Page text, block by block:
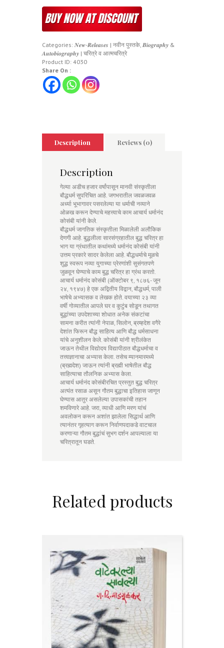
Categories: 𝑵𝒆𝒘-𝑹𝒆𝒍𝒆𝒂𝒔𝒆𝒔 | नवीन पुस्तके 𝑩𝒊𝒐𝒈𝒓𝒂𝒑𝒉𝒚 &
𝑨𝒖𝒕𝒐𝒃𝒊𝒐𝒈𝒓𝒂𝒑𝒉𝒚 | चरित्रे व आत्मचरित्रे
Product ID: 4030
Share On :
Description Reviews (0)
Description
गेल्या अडीच हजार वर्षांपासून मानवी संस्कृतीला
बौद्धधर्म सुपरिचित आहे. जगभरातील जवळजवळ
अर्ध्या भूभागावर पसरलेल्या या धर्माची नव्याने
ओळख करून देण्याचे महत्त्वाचे काम आचार्य धर्मानंद
कोसंबी यांनी केले.
बौद्धधर्म जागतिक संस्कृतीला मिळालेली अलौकिक
देणगी आहे. बुद्धलीला सारसंग्रहातील बुद्ध चरित्र हा
भाग या ग्रंथातील कथांमध्ये धर्मानंद कोसंबी यांनी
उत्तम प्रकारे सादर केलेला आहे. बौद्धधर्माचे मूळचे
शुद्ध स्वरूप नव्या युगाच्या प्रेरणांशी सुसंगतपणे
जुळवून घेण्याचे काम बुद्ध चरित्र हा ग्रंथ करतो.
आचार्य धर्मानंद कोसंबी (ऑक्टोबर ९, १८७६- जून
२४, १९४७) हे एक अद्वितीय विद्वान, बौद्धधर्म, पाली
भाषेचे अभ्यासक व लेखक होते. वयाच्या २३ व्या
वर्षी गोव्यातील आपले घर व कुटुंब सोडून तथागत
बुद्धांच्या उपदेशाच्या शोधात अनेक संकटांचा
सामना करीत त्यांनी नेपाळ, सिलोन, ब्रम्हदेश वगैरे
देशांत फिरून बौद्ध साहित्य आणि बौद्ध धर्मसाधना
यांचे अनुशीलन केले. कोसंबी यांनी श्रीलंकेत
जाऊन तेथील विद्योदय विद्यापीठात बौद्धधर्माचा व
तत्त्वज्ञानाचा अभ्यास केला. तसेच म्यानमारमध्ये
(ब्रह्मदेश) जाऊन त्यांनी ब्रह्मी भाषेतील बौद्ध
साहित्याचा तौलनिक अभ्यास केला.
आचार्य धर्मानंद कोसंबीरचित प्रस्तुत बुद्ध चरित्र
अत्यंत रसाळ असून गौतम बुद्धाचा इतिहास जाणून
घेण्यास आतुर असलेल्या उपासकांची तहान
शमविणारे आहे. जरा, व्याधी आणि मरण यांचं
अवलोकन करून अशांत झालेला सिद्धार्थ आणि
त्यानंतर गृहत्याग करून निर्वाणपदाकडे वाटचाल
करणाऱ्या गौतम बुद्धांचं सुभग दर्शन आपल्याला या
चरित्रातून घडते.
Related products